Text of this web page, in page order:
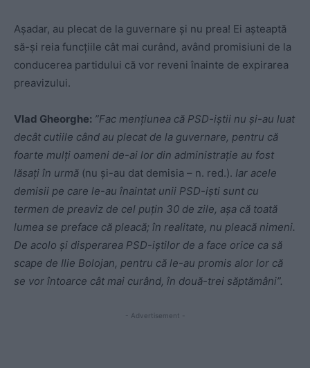
Așadar, au plecat de la guvernare și nu prea! Ei așteaptă
să-și reia funcțiile cât mai curând, având promisiuni de la
conducerea partidului că vor reveni înainte de expirarea
preavizului.
Vlad Gheorghe: ”Fac mențiunea că PSD-iștii nu și-au luat
decât cutiile când au plecat de la guvernare, pentru că
foarte mulți oameni de-ai lor din administrație au fost
lăsați în urmă (nu și-au dat demisia – n. red.). Iar acele
demisii pe care le-au înaintat unii PSD-iști sunt cu
termen de preaviz de cel puțin 30 de zile, așa că toată
lumea se preface că pleacă; în realitate, nu pleacă nimeni.
De acolo și disperarea PSD-iștilor de a face orice ca să
scape de Ilie Bolojan, pentru că le-au promis alor lor că
se vor întoarce cât mai curând, în două-trei săptămâni”.
- Advertisement -